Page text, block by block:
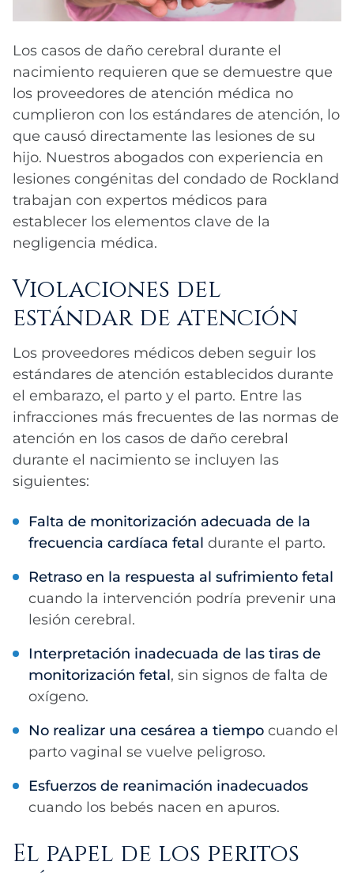
fetal.
Los proveedores médicos que no
reconozcan y no respondan a estos
patrones pueden ser responsables de las
lesiones cerebrales resultantes.
evitar lesiones cerebrales por problemas
tomar decisiones oportunas para prevenir
cerebrales.
lesión cerebral. Los proveedores de
para realizar una reanimación inmediata y
considerar la posibilidad de aplicar una
terapia de enfriamiento a los bebés con
puntuaciones de APGAR preocupantes.
Los casos de daño cerebral durante el
nacimiento requieren que se demuestre que
los proveedores de atención médica no
cumplieron con los estándares de atención, lo
que causó directamente las lesiones de su
hijo. Nuestros abogados con experiencia en
lesiones congénitas del condado de Rockland
trabajan con expertos médicos para
establecer los elementos clave de la
negligencia médica.
Violaciones del
estándar de atención
Los proveedores médicos deben seguir los
estándares de atención establecidos durante
el embarazo, el parto y el parto. Entre las
infracciones más frecuentes de las normas de
atención en los casos de daño cerebral
durante el nacimiento se incluyen las
siguientes:
Falta de monitorización adecuada de la
frecuencia cardíaca fetal durante el parto.
Retraso en la respuesta al sufrimiento fetal
cuando la intervención podría prevenir una
lesión cerebral.
Interpretación inadecuada de las tiras de
monitorización fetal, sin signos de falta de
oxígeno.
No realizar una cesárea a tiempo cuando el
parto vaginal se vuelve peligroso.
Esfuerzos de reanimación inadecuados
cuando los bebés nacen en apuros.
El papel de los peritos